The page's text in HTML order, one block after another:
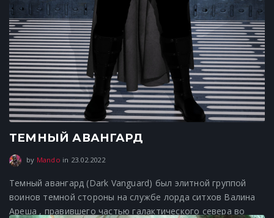
ТЕМНЫЙ АВАНГАРД
by Mando in 23.02.202223.02.2022
Темный авангард (Dark Vanguard) был элитной группой
воинов темной стороны на службе лорда ситхов Валина
Ареша , правившего частью галактического севера во